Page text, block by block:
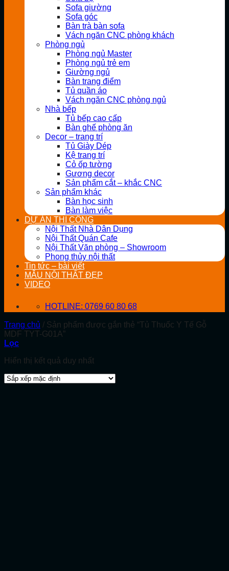
Sofa giường
Sofa góc
Bàn trà bàn sofa
Vách ngăn CNC phòng khách
Phòng ngủ
Phòng ngủ Master
Phòng ngủ trẻ em
Giường ngủ
Bàn trang điểm
Tủ quần áo
Vách ngăn CNC phòng ngủ
Nhà bếp
Tủ bếp cao cấp
Bàn ghế phòng ăn
Decor – trang trí
Tủ Giày Dép
Kệ trang trí
Cỏ ốp tường
Gương decor
Sản phẩm cắt – khắc CNC
Sản phẩm khác
Bàn học sinh
Bàn làm việc
DỰ ÁN THI CÔNG
Nội Thất Nhà Dân Dụng
Nội Thất Quán Cafe
Nội Thất Văn phòng – Showroom
Phong thủy nội thất
Tin tức – bài viết
MẪU NỘI THẤT ĐẸP
VIDEO
HOTLINE: 0769 60 80 68
Trang chủ / Sản phẩm được gắn thẻ “Tủ Thuốc Y Tế Gỗ
MDF TYT-G01A”
Lọc
Hiển thị kết quả duy nhất